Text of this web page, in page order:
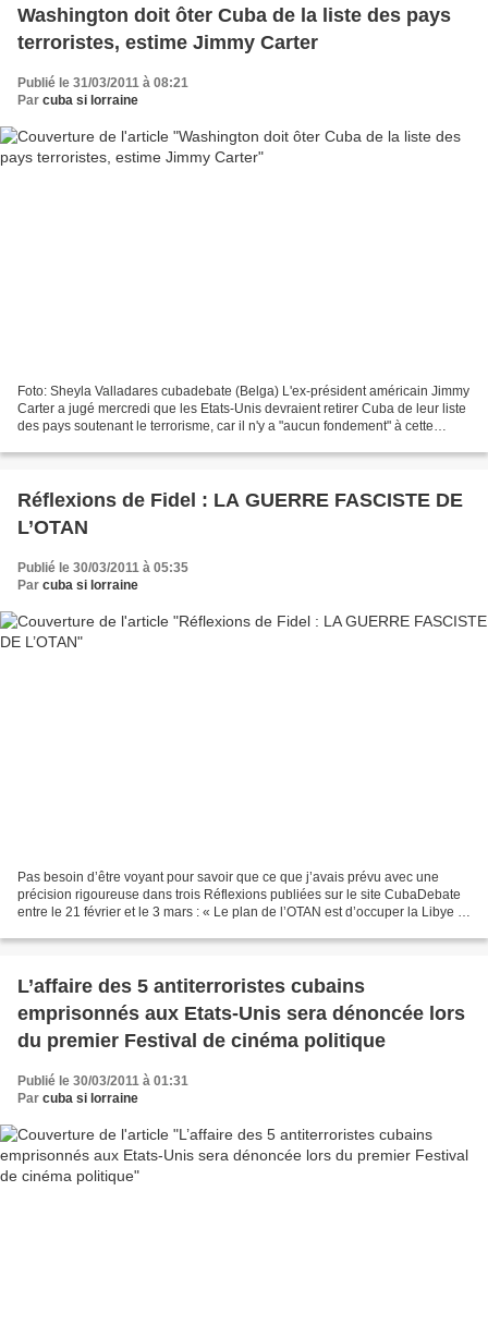
Washington doit ôter Cuba de la liste des pays
terroristes, estime Jimmy Carter
Publié le 31/03/2011 à 08:21
Par cuba si lorraine
Foto: Sheyla Valladares cubadebate (Belga) L'ex-président américain Jimmy
Carter a jugé mercredi que les Etats-Unis devraient retirer Cuba de leur liste
des pays soutenant le terrorisme, car il n'y a "aucun fondement" à cette
Réflexions de Fidel : LA GUERRE FASCISTE DE
L’OTAN
Publié le 30/03/2011 à 05:35
Par cuba si lorraine
Pas besoin d’être voyant pour savoir que ce que j’avais prévu avec une
précision rigoureuse dans trois Réflexions publiées sur le site CubaDebate
entre le 21 février et le 3 mars : « Le plan de l’OTAN est d’occuper la Libye »,
L’affaire des 5 antiterroristes cubains
emprisonnés aux Etats-Unis sera dénoncée lors
du premier Festival de cinéma politique
Publié le 30/03/2011 à 01:31
Par cuba si lorraine